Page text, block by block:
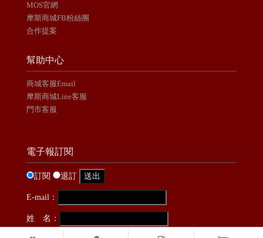
MOS官網
摩斯商城FB粉絲團
合作提案
幫助中心
商城客服Email
摩斯商城Line客服
門市客服
電子報訂閱
訂閱 退訂
E-mail：
姓 名：